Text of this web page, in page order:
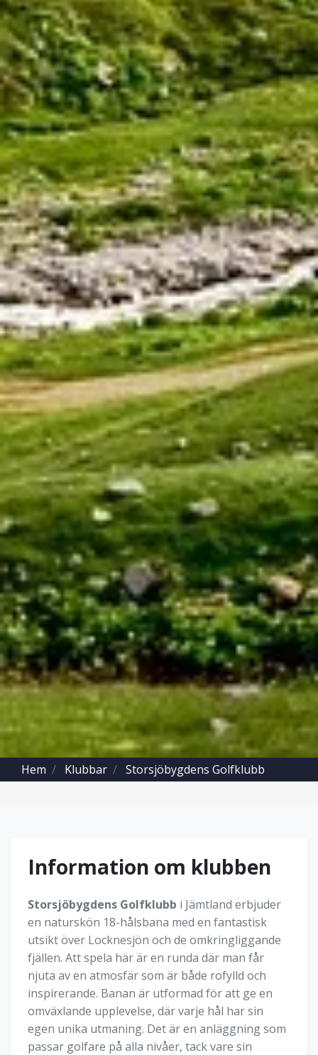
Hem Klubbar Storsjöbygdens Golfklubb
Information om klubben
Storsjöbygdens Golfklubb i Jämtland erbjuder
en naturskön 18-hålsbana med en fantastisk
utsikt över Locknesjön och de omkringliggande
fjällen. Att spela här är en runda där man får
njuta av en atmosfär som är både rofylld och
inspirerande. Banan är utformad för att ge en
omväxlande upplevelse, där varje hål har sin
egen unika utmaning. Det är en anläggning som
passar golfare på alla nivåer, tack vare sin